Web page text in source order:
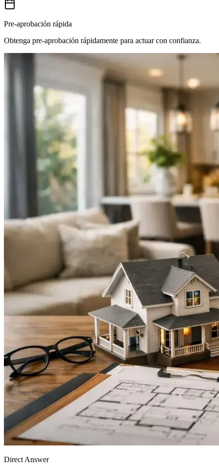
Pre-aprobación rápida
Obtenga pre-aprobación rápidamente para actuar con confianza.
Direct Answer